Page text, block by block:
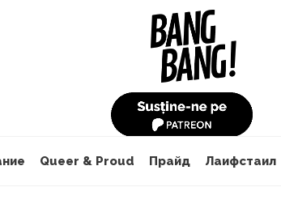
Queer & Proud Прайд Лаифстаил